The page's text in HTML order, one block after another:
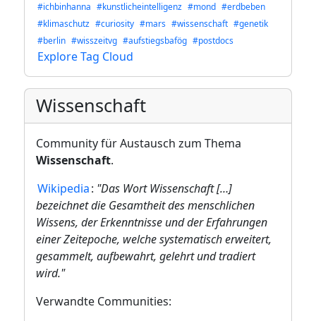
#ichbinhanna #kunstlicheintelligenz #mond #erdbeben
#klimaschutz #curiosity #mars #wissenschaft #genetik
#berlin #wisszeitvg #aufstiegsbafög #postdocs
Explore Tag Cloud
Wissenschaft
Community für Austausch zum Thema
Wissenschaft.
Wikipedia: "Das Wort Wissenschaft […]
bezeichnet die Gesamtheit des menschlichen
Wissens, der Erkenntnisse und der Erfahrungen
einer Zeitepoche, welche systematisch erweitert,
gesammelt, aufbewahrt, gelehrt und tradiert
wird."
Verwandte Communities: